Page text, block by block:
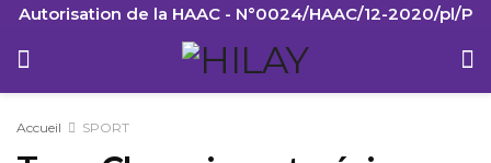
Autorisation de la HAAC - N°0024/HAAC/12-2020/pl/P
Accueil SPORT